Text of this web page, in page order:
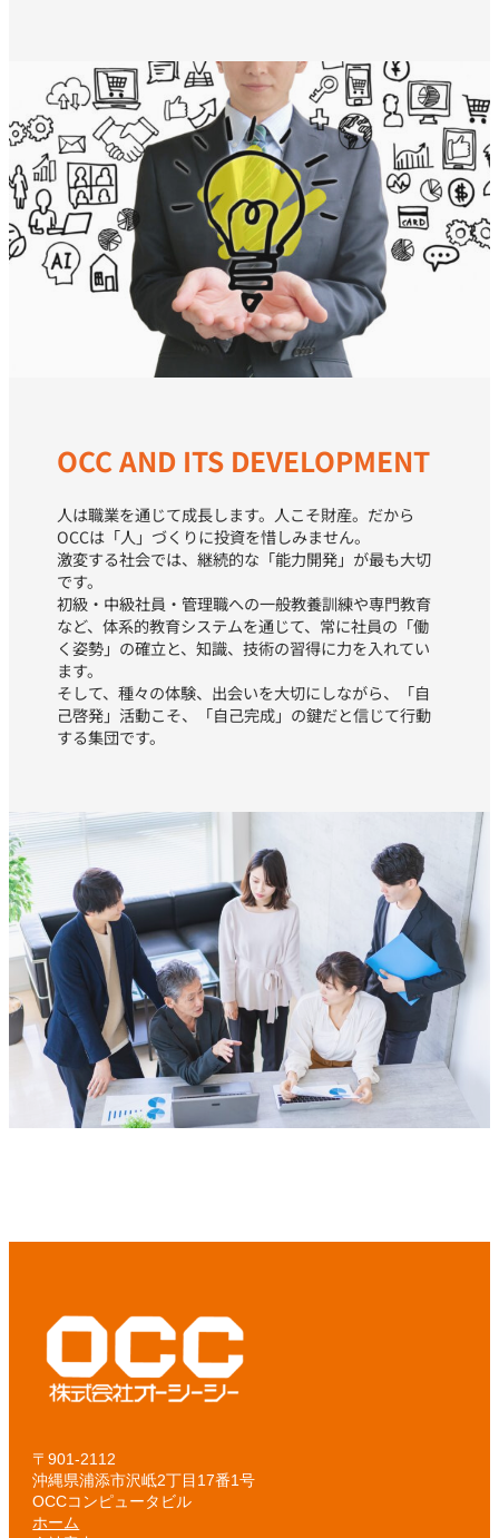
OCC AND ITS DEVELOPMENT
人は職業を通じて成長します。人こそ財産。だから
OCCは「人」づくりに投資を惜しみません。
激変する社会では、継続的な「能力開発」が最も大切
です。
初級・中級社員・管理職への一般教養訓練や専門教育
など、体系的教育システムを通じて、常に社員の「働
く姿勢」の確立と、知識、技術の習得に力を入れてい
ます。
そして、種々の体験、出会いを大切にしながら、「自
己啓発」活動こそ、「自己完成」の鍵だと信じて行動
する集団です。
〒901-2112
沖縄県浦添市沢岻2丁目17番1号
OCCコンピュータビル
ホーム